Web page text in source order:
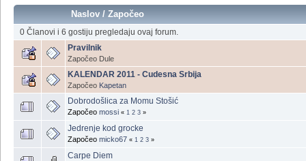
Naslov /Započeo
0 Članovi i 6 gostiju pregledaju ovaj forum.
Pravilnik
Započeo Dule
KALENDAR 2011 - Cudesna Srbija
Započeo Kapetan
Dobrodošlica za Momu Stošić
Započeo mossi « 1 2 3 »
Jedrenje kod grocke
Započeo micko67 « 1 2 3 »
Carpe Diem